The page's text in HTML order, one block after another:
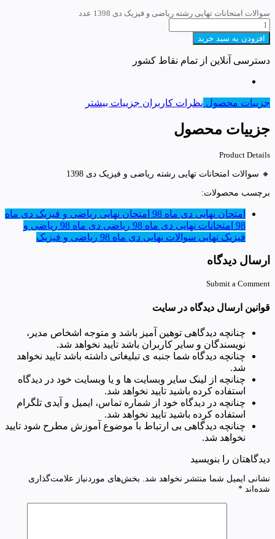
سوالات امتحانات تهایی رشته ریاضی و فیزیک دی 1398 عدد
افزودن به سبد خرید
دسترسی آنلاین از تمام نقاط کشور
جزییات محصول نظرات کاربران جزییات بیشتر
جزییات محصول
Product Details
🔸 سوالات امتحانات تهایی رشته ریاضی و فیزیک دی 1398
برچسب محصولات:
امتحان نهایی دی ماه 98
امتحان نهایی ریاضی و فیزیک دی ماه
98 امتحانات نهایی دی ماه 98 ریاضی
دی ماه 98 ریاضی و
فیزیک نهایی سوالات نهایی دی ماه 98 ریاضی و فیزیک
ارسال دیدگاه
Submit a Comment
قوانین ارسال دیدگاه در سایت
چنانچه دیدگاهی توهین آمیز باشد و متوجه اشخاص مدیر،
نویسندگان و سایر کاربران باشد تایید نخواهد شد.
چنانچه دیدگاه شما جنبه ی تبلیغاتی داشته باشد تایید نخواهد
شد.
چنانچه از لینک سایر وبسایت ها و یا وبسایت خود در دیدگاه
استفاده کرده باشید تایید نخواهد شد.
چنانچه در دیدگاه خود از شماره تماس، ایمیل و آیدی تلگرام
استفاده کرده باشید تایید نخواهد شد.
چنانچه دیدگاهی بی ارتباط با موضوع آموزش مطرح شود تایید
نخواهد شد.
دیدگاهتان را بنویسید
نشانی ایمیل شما منتشر نخواهد شد.
بخش‌های موردنیاز علامت‌گذاری
شده‌اند *